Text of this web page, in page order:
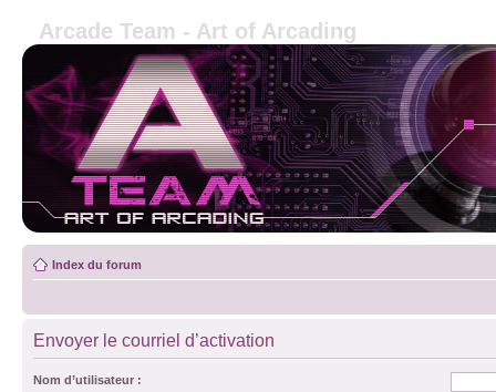
Arcade Team - Art of Arcading
Index du forum
Envoyer le courriel d’activation
Nom d’utilisateur :